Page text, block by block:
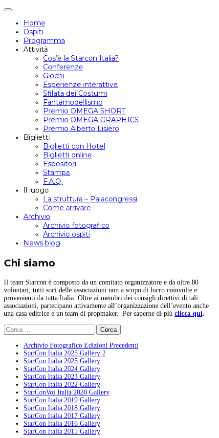
Attiva/disattiva
navigazione
Home
Ospiti
Programma
Attività
Cos’è la Starcon Italia?
Conferenze
Giochi
Esperienze interattive
Sfilata dei Costumi
Fantamodellismo
Premio OMEGA SHORT
Premio OMEGA GRAPHICS
Premio Alberto Lisiero
Biglietti
Biglietti con Hotel
Biglietti online
Espositori
Stampa
F.A.Q.
Il luogo
La struttura – Palacongressi
Come arrivare
Archivio
Archivio fotografico
Archivio ospiti
News blog
Chi siamo
Il team Starcon è composto da un comitato organizzatore e da oltre 80
volontari, tutti soci delle associazioni non a scopo di lucro coinvolte e
provenienti da tutta Italia. Oltre ai membri dei consigli direttivi di tali
associazioni, partecipano attivamente all’organizzazione dell’evento anche
una casa editrice e un team di propmaker. Per saperne di più clicca qui.
Ricerca
per:
Archivio Fotografico Edizioni Precedenti
StarCon Italia 2025 Gallery 2
StarCon Italia 2025 Gallery
StarCon Italia 2024 Gallery
StarCon Italia 2023 Gallery
StarCon Italia 2022 Gallery
StarConVoi Italia 2020 Gallery
StarCon Italia 2019 Gallery
StarCon Italia 2018 Gallery
StarCon Italia 2017 Gallery
StarCon Italia 2016 Gallery
StarCon Italia 2015 Gallery